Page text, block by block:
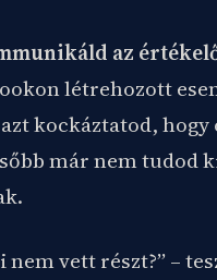
az
létrehozott
kockáztatod,
már nem tudod
vett részt?” –